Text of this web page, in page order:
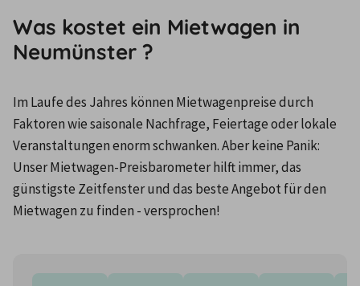
Was kostet ein Mietwagen in
Neumünster ?
Im Laufe des Jahres können Mietwagenpreise durch
Faktoren wie saisonale Nachfrage, Feiertage oder lokale
Veranstaltungen enorm schwanken. Aber keine Panik:
Unser Mietwagen-Preisbarometer hilft immer, das
günstigste Zeitfenster und das beste Angebot für den
Mietwagen zu finden - versprochen!